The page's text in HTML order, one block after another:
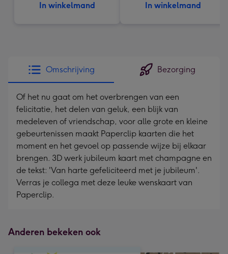
In winkelmand In winkelmand
Omschrijving Bezorging
Of het nu gaat om het overbrengen van een
felicitatie, het delen van geluk, een blijk van
medeleven of vriendschap, voor alle grote en kleine
gebeurtenissen maakt Paperclip kaarten die het
moment en het gevoel op passende wijze bij elkaar
brengen. 3D werk jubileum kaart met champagne en
de tekst: 'Van harte gefeliciteerd met je jubileum'.
Verras je collega met deze leuke wenskaart van
Paperclip.
Anderen bekeken ook